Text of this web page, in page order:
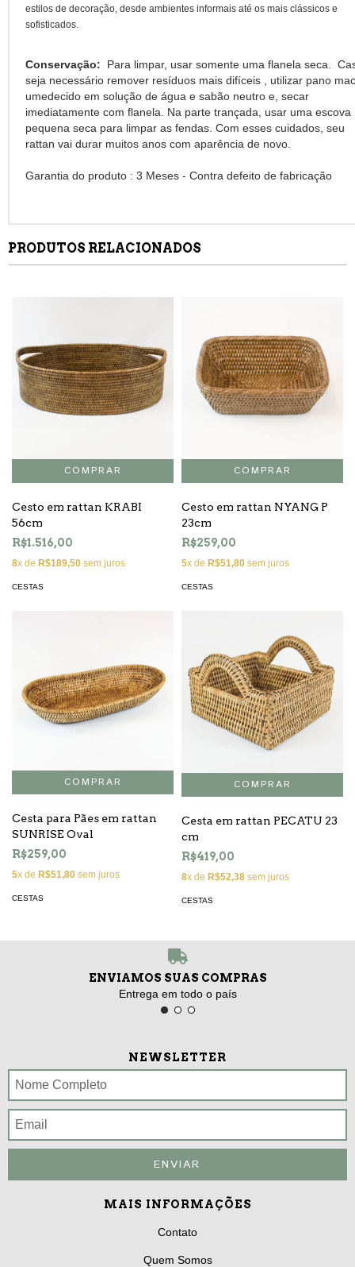
estilos de decoração, desde ambientes informais até os mais clássicos e
sofisticados.
Conservação: Para limpar, usar somente uma flanela seca.
seja necessário remover resíduos mais difíceis , utilizar pano
umedecido em solução de água e sabão neutro e, secar
imediatamente com flanela. Na parte trançada, usar uma escova
pequena seca para limpar as fendas. Com esses cuidados, seu
rattan vai durar muitos anos com aparência de novo.
Garantia do produto : 3 Meses - Contra defeito de fabricação
PRODUTOS RELACIONADOS
Cesto em rattan KRABI
56cm
R$1.516,00
8x de R$189,50 sem juros
CESTAS
Cesto em rattan NYANG P
23cm
R$259,00
5x de R$51,80 sem juros
CESTAS
Cesta para Pães em rattan
SUNRISE Oval
R$259,00
5x de R$51,80 sem juros
CESTAS
Cesta em rattan PECATU 23
cm
R$419,00
8x de R$52,38 sem juros
CESTAS
ENVIAMOS SUAS COMPRAS
Entrega em todo o país
NEWSLETTER
MAIS INFORMAÇÕES
Contato
Quem Somos